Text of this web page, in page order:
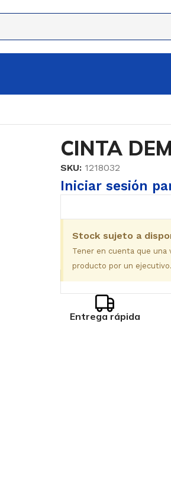
CINTA
SKU: 1218032
Iniciar sesión
Stock sujeto a
Tener en cuenta que una
producto por un ejecutivo.
Entrega rápida